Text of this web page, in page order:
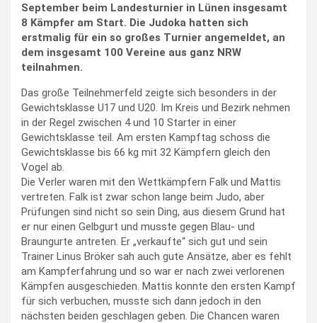
September beim Landesturnier in Lünen insgesamt
8 Kämpfer am Start. Die Judoka hatten sich
erstmalig für ein so großes Turnier angemeldet, an
dem insgesamt 100 Vereine aus ganz NRW
teilnahmen.
Das große Teilnehmerfeld zeigte sich besonders in der
Gewichtsklasse U17 und U20. Im Kreis und Bezirk nehmen
in der Regel zwischen 4 und 10 Starter in einer
Gewichtsklasse teil. Am ersten Kampftag schoss die
Gewichtsklasse bis 66 kg mit 32 Kämpfern gleich den
Vogel ab.
Die Verler waren mit den Wettkämpfern Falk und Mattis
vertreten. Falk ist zwar schon lange beim Judo, aber
Prüfungen sind nicht so sein Ding, aus diesem Grund hat
er nur einen Gelbgurt und musste gegen Blau- und
Braungurte antreten. Er „verkaufte“ sich gut und sein
Trainer Linus Bröker sah auch gute Ansätze, aber es fehlt
am Kampferfahrung und so war er nach zwei verlorenen
Kämpfen ausgeschieden. Mattis konnte den ersten Kampf
für sich verbuchen, musste sich dann jedoch in den
nächsten beiden geschlagen geben. Die Chancen waren